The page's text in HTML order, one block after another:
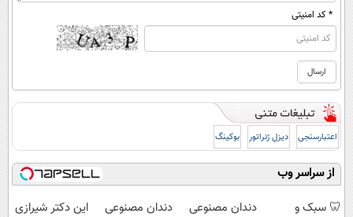
* کد امنیتی
اعتبارسنجی دیزل ژنراتور بوکینگ
از سراسر وب
🦷 سبک و
دندان مصنوعی
دندان مصنوعی
این دکتر شیرازی